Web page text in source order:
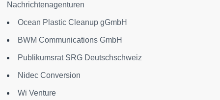
Nachrichtenagenturen
Ocean Plastic Cleanup gGmbH
BWM Communications GmbH
Publikumsrat SRG Deutschschweiz
Nidec Conversion
Wi Venture